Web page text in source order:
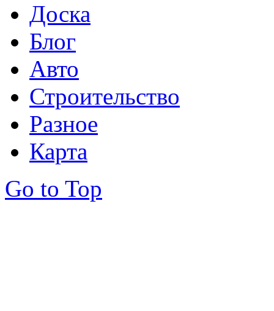
Доска
Блог
Авто
Строительство
Разное
Карта
Go to Top